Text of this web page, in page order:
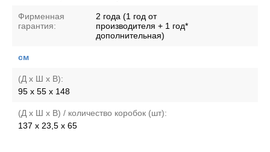
Фирменная
гарантия:
2 года (1 год от
производителя + 1 год*
дополнительная)
см
(Д х Ш х В):
95 х 55 х 148
(Д х Ш х В) / количество коробок (шт):
137 х 23,5 х 65